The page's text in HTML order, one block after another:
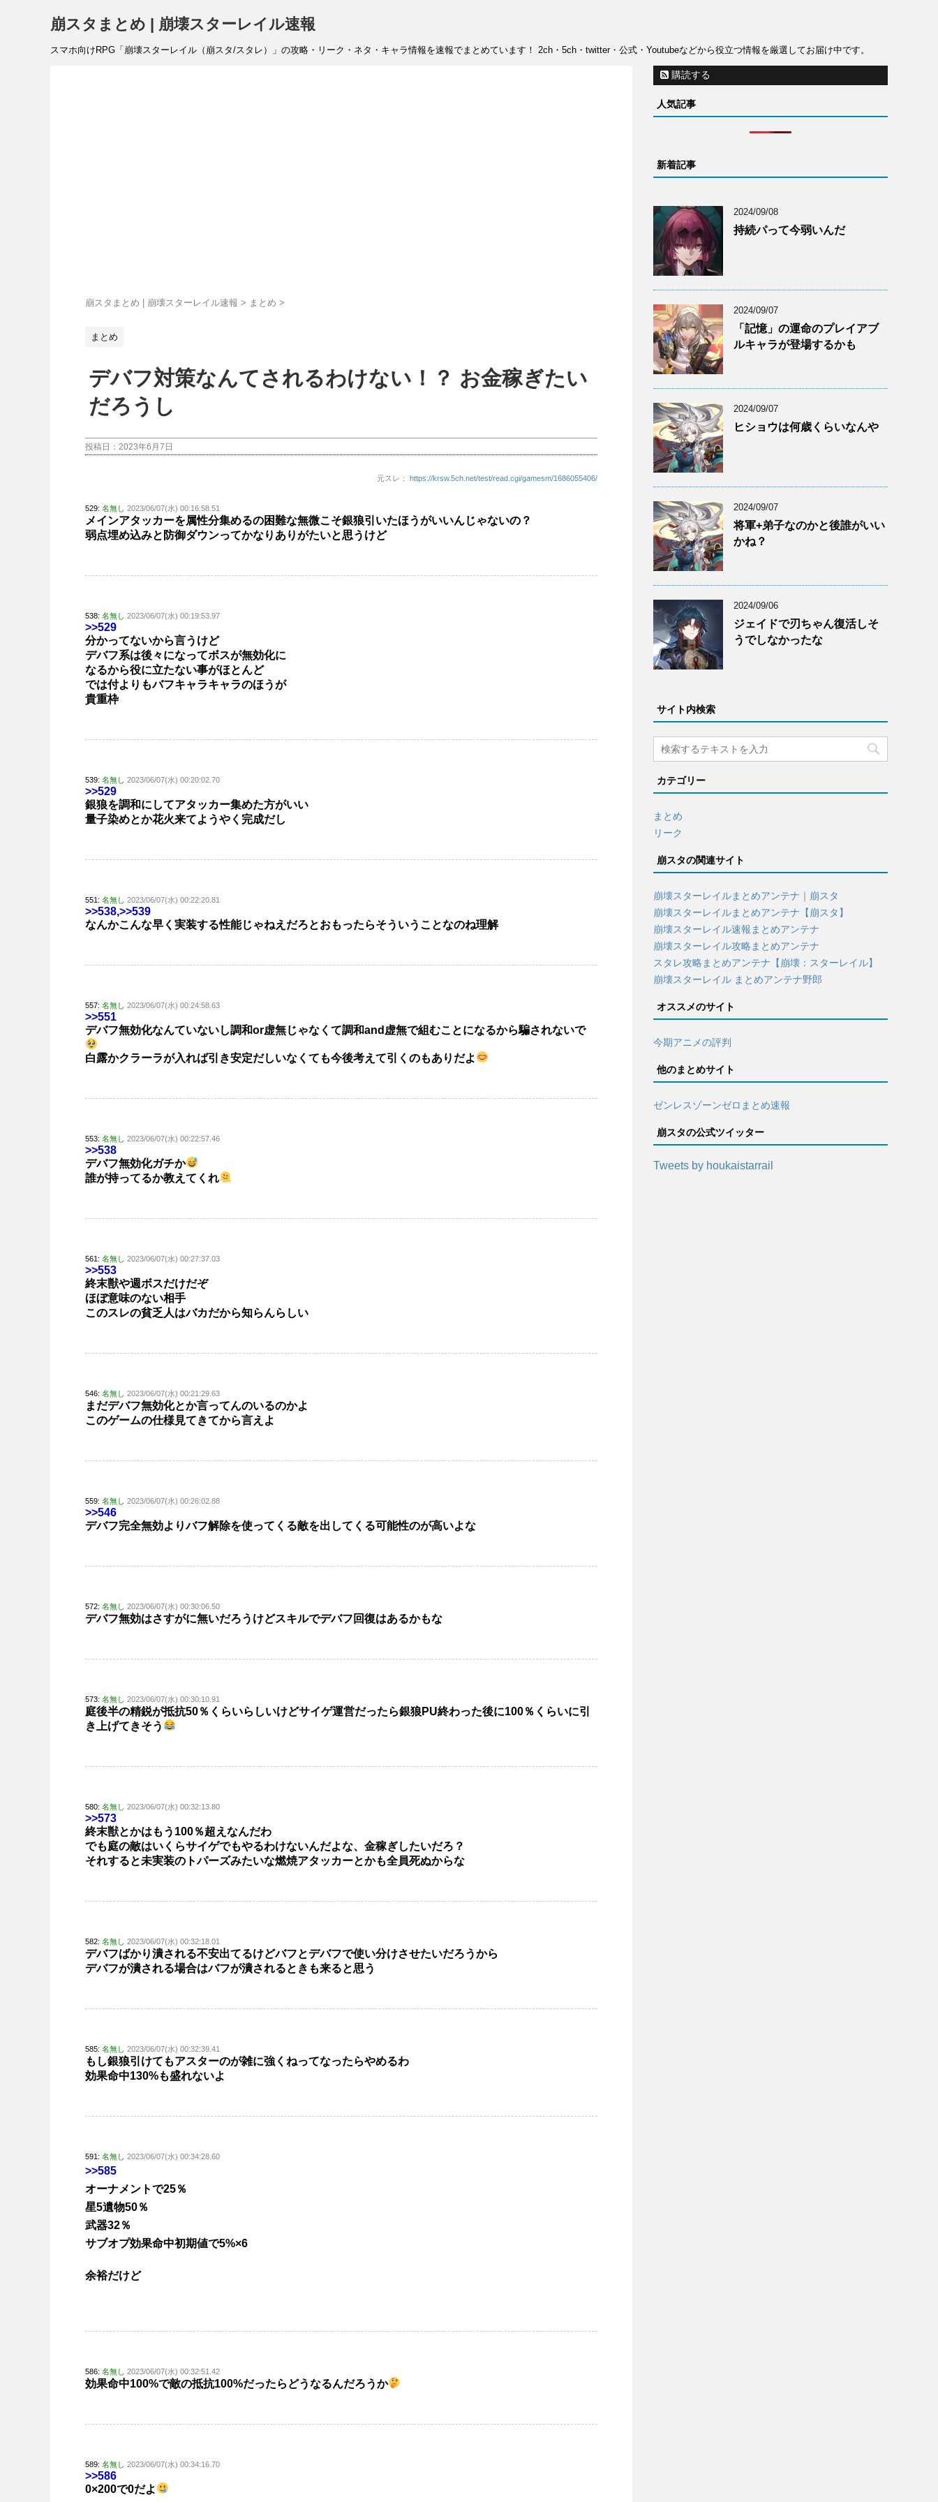
崩スタまとめ | 崩壊スターレイル速報
スマホ向けRPG「崩壊スターレイル（崩スタ/スタレ）」の攻略・リーク・ネタ・キャラ情報を速報でまとめています！ 2ch・5ch・twitter・公式・Youtubeなどから役立つ情報を厳選してお届け中です。
崩スタまとめ | 崩壊スターレイル速報 > まとめ >
まとめ
デバフ対策なんてされるわけない！？ お金稼ぎたい
だろうし
投稿日： 2023年6月7日
元スレ： https://krsw.5ch.net/test/read.cgi/gamesm/1686055406/
529: 名無し 2023/06/07(水) 00:16:58.51
メインアタッカーを属性分集めるの困難な無微こそ銀狼引いたほうがいいんじゃないの？
弱点埋め込みと防御ダウンってかなりありがたいと思うけど
538: 名無し 2023/06/07(水) 00:19:53.97
>>529
分かってないから言うけど
デバフ系は後々になってボスが無効化に
なるから役に立たない事がほとんど
では付よりもバフキャラキャラのほうが
貴重枠
539: 名無し 2023/06/07(水) 00:20:02.70
>>529
銀狼を調和にしてアタッカー集めた方がいい
量子染めとか花火来てようやく完成だし
551: 名無し 2023/06/07(水) 00:22:20.81
>>538,>>539
なんかこんな早く実装する性能じゃねえだろとおもったらそういうことなのね理解
557: 名無し 2023/06/07(水) 00:24:58.63
>>551
デバフ無効化なんていないし調和or虚無じゃなくて調和and虚無で組むことになるから騙されないで
白露かクラーラが入れば引き安定だしいなくても今後考えて引くのもありだよ
553: 名無し 2023/06/07(水) 00:22:57.46
>>538
デバフ無効化ガチか
誰が持ってるか教えてくれ
561: 名無し 2023/06/07(水) 00:27:37.03
>>553
終末獣や週ボスだけだぞ
ほぼ意味のない相手
このスレの貧乏人はバカだから知らんらしい
546: 名無し 2023/06/07(水) 00:21:29.63
まだデバフ無効化とか言ってんのいるのかよ
このゲームの仕様見てきてから言えよ
559: 名無し 2023/06/07(水) 00:26:02.88
>>546
デバフ完全無効よりバフ解除を使ってくる敵を出してくる可能性のが高いよな
572: 名無し 2023/06/07(水) 00:30:06.50
デバフ無効はさすがに無いだろうけどスキルでデバフ回復はあるかもな
573: 名無し 2023/06/07(水) 00:30:10.91
庭後半の精鋭が抵抗50％くらいらしいけどサイゲ運営だったら銀狼PU終わった後に100％くらいに引
き上げてきそう
580: 名無し 2023/06/07(水) 00:32:13.80
>>573
終末獣とかはもう100％超えなんだわ
でも庭の敵はいくらサイゲでもやるわけないんだよな、金稼ぎしたいだろ？
それすると未実装のトパーズみたいな燃焼アタッカーとかも全員死ぬからな
582: 名無し 2023/06/07(水) 00:32:18.01
デバフばかり潰される不安出てるけどバフとデバフで使い分けさせたいだろうから
デバフが潰される場合はバフが潰されるときも来ると思う
585: 名無し 2023/06/07(水) 00:32:39.41
もし銀狼引けてもアスターのが雑に強くねってなったらやめるわ
効果命中130%も盛れないよ
591: 名無し 2023/06/07(水) 00:34:28.60
>>585
オーナメントで25％
星5遺物50％
武器32％
サブオプ効果命中初期値で5%×6
余裕だけど
586: 名無し 2023/06/07(水) 00:32:51.42
効果命中100%で敵の抵抗100%だったらどうなるんだろうか
589: 名無し 2023/06/07(水) 00:34:16.70
>>586
0×200で0だよ
購読する
人気記事
新着記事
2024/09/08
持続パって今弱いんだ
2024/09/07
「記憶」の運命のプレイアブ
ルキャラが登場するかも
2024/09/07
ヒショウは何歳くらいなんや
2024/09/07
将軍+弟子なのかと後誰がいい
かね？
2024/09/06
ジェイドで刃ちゃん復活しそ
うでしなかったな
サイト内検索
カテゴリー
まとめ
リーク
崩スタの関連サイト
崩壊スターレイルまとめアンテナ｜崩スタ
崩壊スターレイルまとめアンテナ【崩スタ】
崩壊スターレイル速報まとめアンテナ
崩壊スターレイル攻略まとめアンテナ
スタレ攻略まとめアンテナ【崩壊：スターレイル】
崩壊スターレイル まとめアンテナ野郎
オススメのサイト
今期アニメの評判
他のまとめサイト
ゼンレスゾーンゼロまとめ速報
崩スタの公式ツイッター
Tweets by houkaistarrail